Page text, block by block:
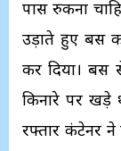
पास रुकना
उड़ाते हुए बस
कर दिया। बस
किनारे पर
रफ्तार कंटेनर